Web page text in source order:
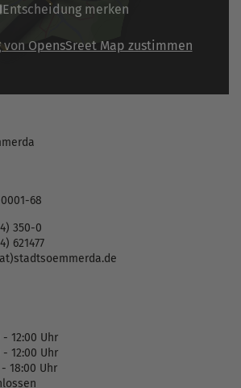
Entscheidung merken
von OpensSreet Map zustimmen
68
350-0
621477
- 12:00 Uhr
- 12:00 Uhr
- 18:00 Uhr